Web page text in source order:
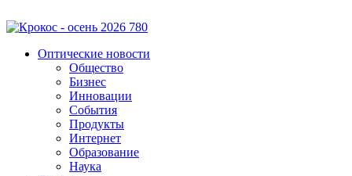
Оптические новости
Общество
Бизнес
Инновации
События
Продукты
Интернет
Образование
Наука